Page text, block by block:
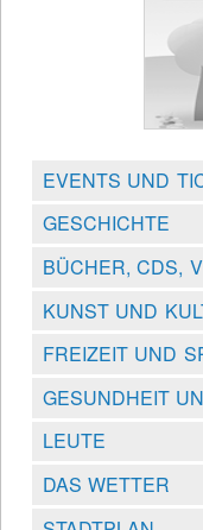
EVENTS UND
GESCHICHTE
BÜCHER, CDS,
KUNST UND
FREIZEIT UND
GESUNDHEIT
LEUTE
DAS WETTER